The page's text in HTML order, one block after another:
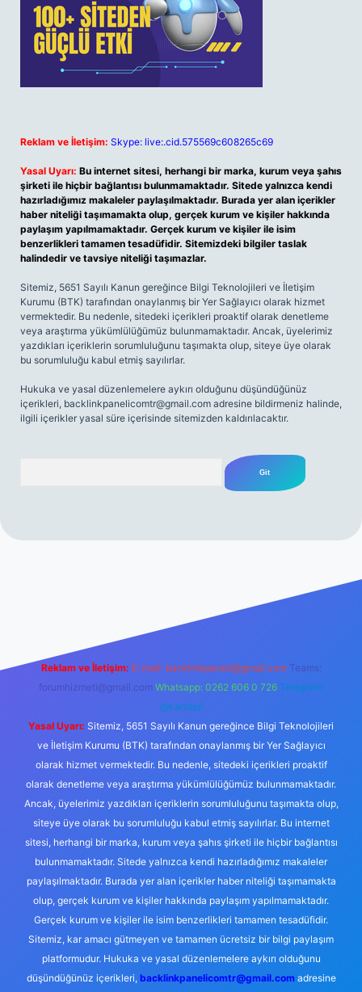
Reklam ve İletişim: Skype: live:.cid.575569c608265c69
Yasal Uyarı: Bu internet sitesi, herhangi bir marka, kurum veya şahıs
şirketi ile hiçbir bağlantısı bulunmamaktadır. Sitede yalnızca kendi
hazırladığımız makaleler paylaşılmaktadır. Burada yer alan içerikler
haber niteliği taşımamakta olup, gerçek kurum ve kişiler hakkında
paylaşım yapılmamaktadır. Gerçek kurum ve kişiler ile isim
benzerlikleri tamamen tesadüfidir. Sitemizdeki bilgiler taslak
halindedir ve tavsiye niteliği taşımazlar.
Sitemiz, 5651 Sayılı Kanun gereğince Bilgi Teknolojileri ve İletişim
Kurumu (BTK) tarafından onaylanmış bir Yer Sağlayıcı olarak hizmet
vermektedir. Bu nedenle, sitedeki içerikleri proaktif olarak denetleme
veya araştırma yükümlülüğümüz bulunmamaktadır. Ancak, üyelerimiz
yazdıkları içeriklerin sorumluluğunu taşımakta olup, siteye üye olarak
bu sorumluluğu kabul etmiş sayılırlar.
Hukuka ve yasal düzenlemelere aykırı olduğunu düşündüğünüz
içerikleri, backlinkpanelicomtr@gmail.com adresine bildirmeniz halinde,
ilgili içerikler yasal süre içerisinde sitemizden kaldırılacaktır.
Reklam ve İletişim: E-mail: backlinkpaneli@gmail.com Teams:
forumhizmeti@gmail.com Whatsapp: 0262 606 0 726 Telegram:
@karabul
Yasal Uyarı: Sitemiz, 5651 Sayılı Kanun gereğince Bilgi Teknolojileri
ve İletişim Kurumu (BTK) tarafından onaylanmış bir Yer Sağlayıcı
olarak hizmet vermektedir. Bu nedenle, sitedeki içerikleri proaktif
olarak denetleme veya araştırma yükümlülüğümüz bulunmamaktadır.
Ancak, üyelerimiz yazdıkları içeriklerin sorumluluğunu taşımakta olup,
siteye üye olarak bu sorumluluğu kabul etmiş sayılırlar. Bu internet
sitesi, herhangi bir marka, kurum veya şahıs şirketi ile hiçbir bağlantısı
bulunmamaktadır. Sitede yalnızca kendi hazırladığımız makaleler
paylaşılmaktadır. Burada yer alan içerikler haber niteliği taşımamakta
olup, gerçek kurum ve kişiler hakkında paylaşım yapılmamaktadır.
Gerçek kurum ve kişiler ile isim benzerlikleri tamamen tesadüfidir.
Sitemiz, kar amacı gütmeyen ve tamamen ücretsiz bir bilgi paylaşım
platformudur. Hukuka ve yasal düzenlemelere aykırı olduğunu
düşündüğünüz içerikleri, backlinkpanelicomtr@gmail.comadresine